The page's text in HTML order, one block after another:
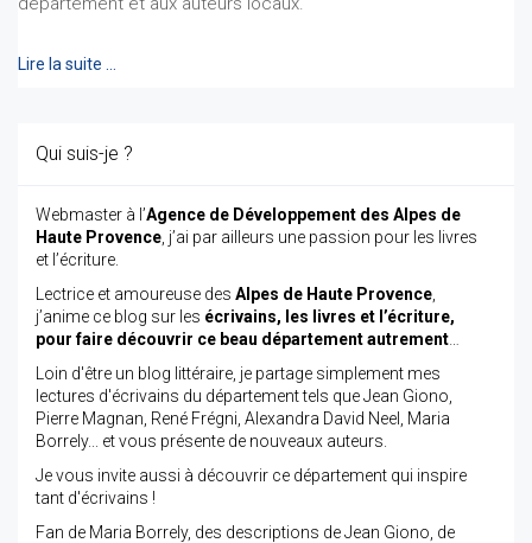
Lire la suite …
Qui suis-je ?
Webmaster à l’Agence de Développement des Alpes de
Haute Provence , j’ai par ailleurs une passion pour les livres
et l’écriture.
Lectrice et amoureuse des Alpes de Haute Provence
j’anime ce blog sur les écrivains, les livres et l’écriture,
pour faire découvrir ce beau département autrement
Loin d'être un blog littéraire, je partage simplement mes
lectures d'écrivains du département tels que Jean Giono,
Pierre Magnan, René Frégni, Alexandra David Neel, Maria
Borrely... et vous présente de nouveaux auteurs.
Je vous invite aussi à découvrir ce département qui inspire
tant d'écrivains !
Fan de Maria Borrely, des descriptions de Jean Giono, de